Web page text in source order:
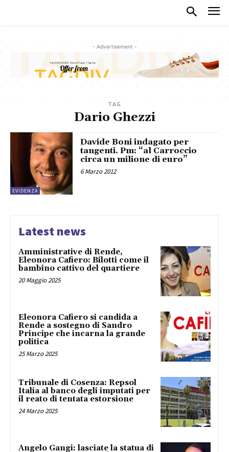
- Advertisement -
TAG
Dario Ghezzi
EVIDENZA
Davide Boni indagato per
tangenti. Pm: “al Carroccio
circa un milione di euro”
6 Marzo 2012
Latest news
Amministrative di Rende,
Eleonora Cafiero: Bilotti come il
bambino cattivo del quartiere
20 Maggio 2025
Eleonora Cafiero si candida a
Rende a sostegno di Sandro
Principe che incarna la grande
politica
25 Marzo 2025
Tribunale di Cosenza: Repsol
Italia al banco degli imputati per
il reato di tentata estorsione
24 Marzo 2025
Angelo Gangi: lasciate la statua di